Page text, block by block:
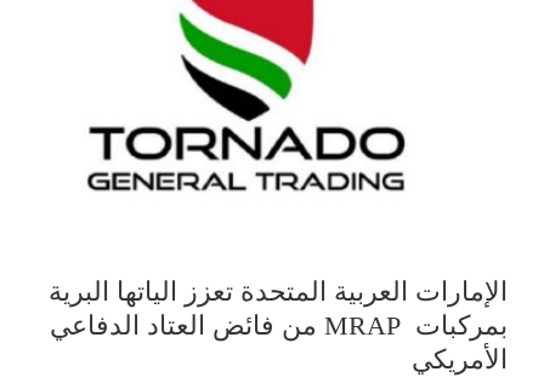
الإمارات العربية المتحدة تعزز الياتها البرية
بمركبات MRAP من فائض العتاد الدفاعي
الأمريكي